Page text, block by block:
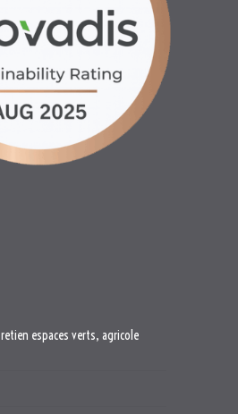
espaces verts, agricole